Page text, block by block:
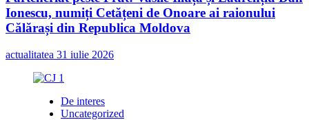
Ionescu, numiți Cetățeni de Onoare ai raionului
Călărași din Republica Moldova
actualitatea 31 iulie 2026
De interes
Uncategorized